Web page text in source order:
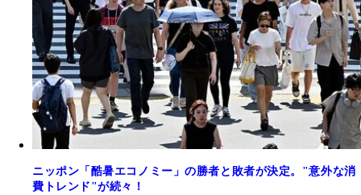
ニッポン「酷暑エコノミー」の勝者と敗者が決定。"意外な消
費トレンド"が続々！